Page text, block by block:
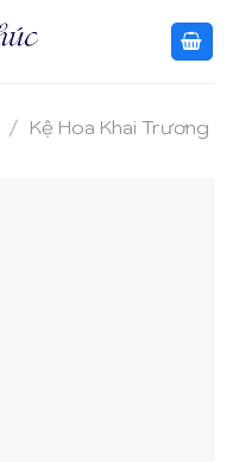
/ Kệ Hoa Khai Trương